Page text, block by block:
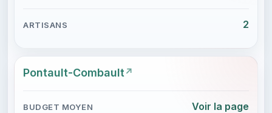
2
Pontault-Combault
Voir la page